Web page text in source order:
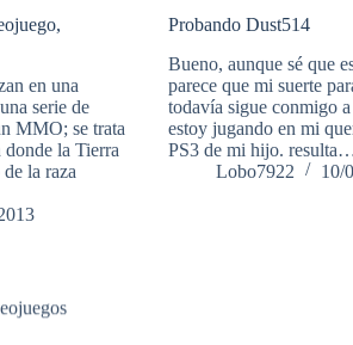
en una
serie de
MMO; se trata
la Tierra
la raza
Probando Dust514
Bueno, aunque sé que
parece que mi suerte
todavía sigue conmigo
estoy jugando en mi
PS3 de mi hijo.
Lobo7922
10/